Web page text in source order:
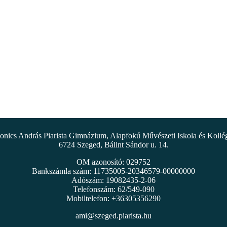
András Piarista Gimnázium, Alapfokú Művészeti Iskola és
6724 Szeged, Bálint Sándor u. 14.
OM azonosító: 029752
Bankszámla szám: 11735005-20346579-00000000
Adószám: 19082435-2-06
Telefonszám: 62/549-090
Mobiltelefon: +36305356290
ami@szeged.piarista.hu